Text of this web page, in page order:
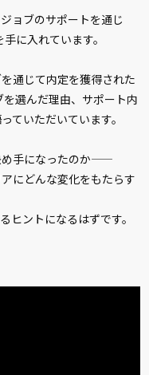
ョブのサポートを通じ
に入れています。
通じて内定を獲得された
選んだ理由、サポート内
ていただいています。
め手になったのか——
にどんな変化をもたらす
ヒントになるはずです。